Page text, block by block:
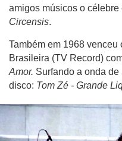
amigos músicos o célebre
Circensis.
Também em 1968
Brasileira (TV Record)
Amor. Surfando a onda
disco: Tom Zé - Grande